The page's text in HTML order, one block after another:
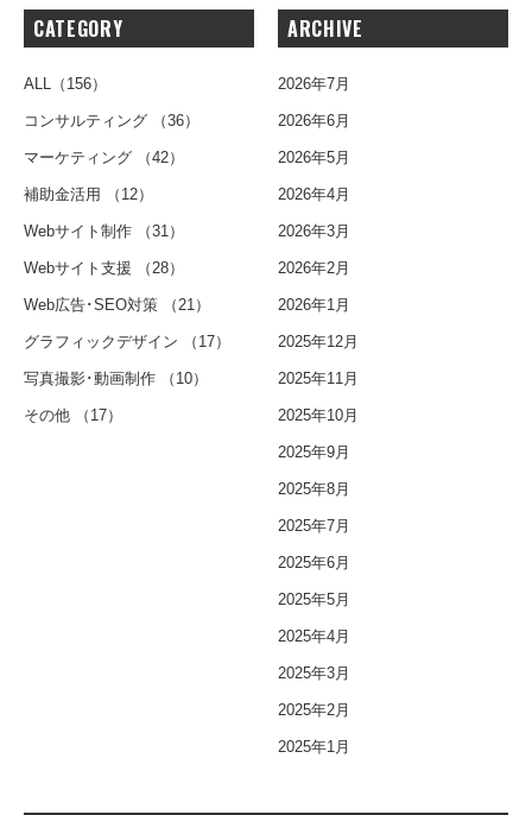
CATEGORY
ALL （156）
コンサルティング （36）
マーケティング （42）
補助金活用 （12）
Webサイト制作 （31）
Webサイト支援 （28）
Web広告･SEO対策 （21）
グラフィックデザイン （17）
写真撮影･動画制作 （10）
その他 （17）
ARCHIVE
2026年7月
2026年6月
2026年5月
2026年4月
2026年3月
2026年2月
2026年1月
2025年12月
2025年11月
2025年10月
2025年9月
2025年8月
2025年7月
2025年6月
2025年5月
2025年4月
2025年3月
2025年2月
2025年1月